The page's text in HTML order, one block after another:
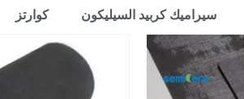
كوارتز سيراميك كربيد السيليكون